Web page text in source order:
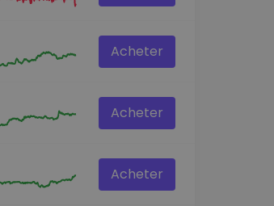
Acheter
Acheter
Acheter